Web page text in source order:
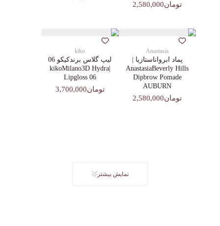
تومان2,580,000
Anastasia
پماد ابرواناستازیا |
AnastasiaBeverly Hills
Dipbrow Pomade
AUBURN
تومان2,580,000
kiko
لیپ گلاس‌ برندکیکو 06
|kikoMilano3D Hydra
Lipgloss 06
تومان3,700,000
نمایش بیشتر